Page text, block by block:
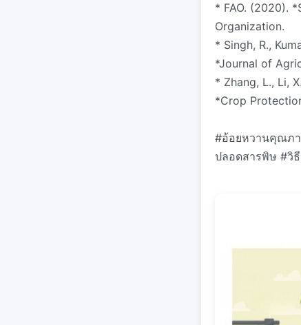
* FAO. (2020).
Organization.
* Singh, R.,
*Journal of
* Zhang, L., Li,
*Crop
#อ้อยหวานคุณภา
ปลอดสารพิษ #วิ